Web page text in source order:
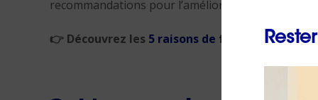
recommandations pour l’amélioration des
👉 Découvrez les 5 raisons de faire un bilan de